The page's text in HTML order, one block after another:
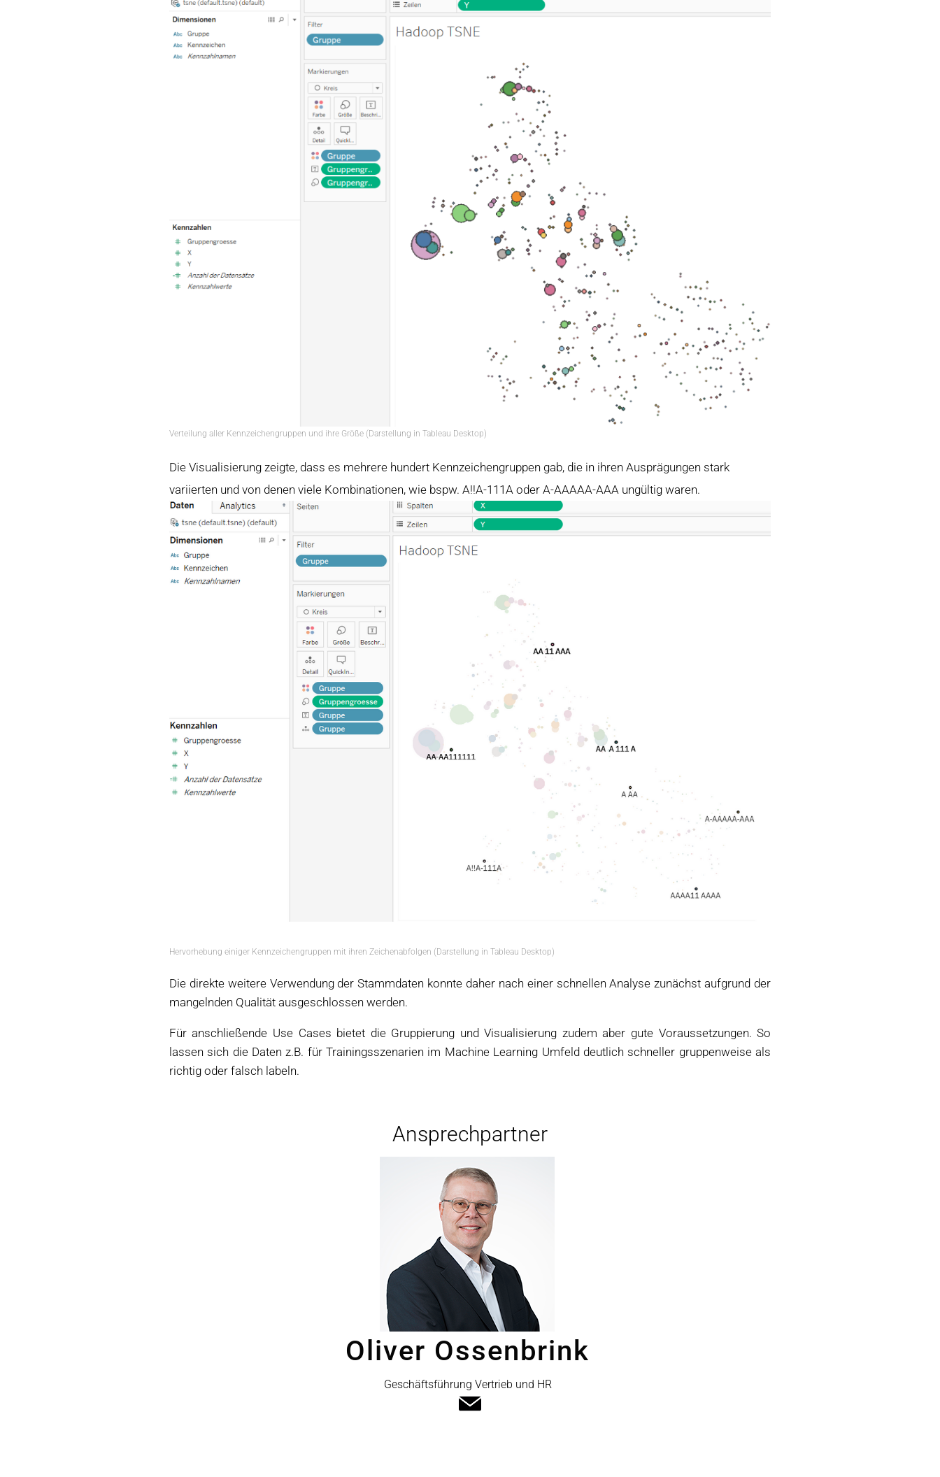
Verteilung aller Kennzeichengruppen und ihre Größe (Darstellung in Tableau Desktop)
Die Visualisierung zeigte, dass es mehrere hundert Kennzeichengruppen gab, die in ihren Ausprägungen stark
variierten und von denen viele Kombinationen, wie bspw. A!!A-111A oder A-AAAAA-AAA ungültig waren.
Hervorhebung einiger Kennzeichengruppen mit ihren Zeichenabfolgen (Darstellung in Tableau Desktop)
Die direkte weitere Verwendung der Stammdaten konnte daher nach einer schnellen Analyse zunächst aufgrund der
mangelnden Qualität ausgeschlossen werden.
Für anschließende Use Cases bietet die Gruppierung und Visualisierung zudem aber gute Voraussetzungen. So
lassen sich die Daten z.B. für Trainingsszenarien im Machine Learning Umfeld deutlich schneller gruppenweise als
richtig oder falsch labeln.
Ansprechpartner
Oliver Ossenbrink
Geschäftsführung Vertrieb und HR